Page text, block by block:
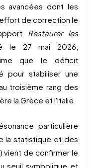
avancées dont les
de correction le
Restaurer les
le 27 mai 2026,
que le déficit
pour stabiliser une
troisième rang des
la Grèce et l'Italie.
particulière
la statistique et des
vient de confirmer le
seuil symbolique et